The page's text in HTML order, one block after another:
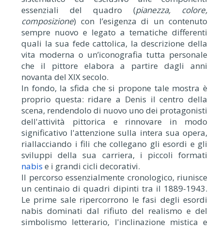
essenziali del quadro (pianezza, colore,
composizione) con l’esigenza di un contenuto
sempre nuovo e legato a tematiche differenti
quali la sua fede cattolica, la descrizione della
vita moderna o un’iconografia tutta personale
che il pittore elabora a partire dagli anni
novanta del XIX secolo.
In fondo, la sfida che si propone tale mostra è
proprio questa: ridare a Denis il centro della
scena, rendendolo di nuovo uno dei protagonisti
dell'attività pittorica e rinnovare in modo
significativo l'attenzione sulla intera sua opera,
riallacciando i fili che collegano gli esordi e gli
sviluppi della sua carriera, i piccoli formati
nabis e i grandi cicli decorativi.
Il percorso essenzialmente cronologico, riunisce
un centinaio di quadri dipinti tra il 1889-1943.
Le prime sale ripercorrono le fasi degli esordi
nabis dominati dal rifiuto del realismo e del
simbolismo letterario, l'inclinazione mistica e